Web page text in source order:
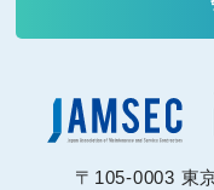
〒105-0003 東